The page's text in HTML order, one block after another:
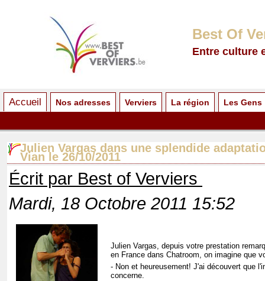
Best Of
Entre culture
Accueil Nos adresses Verviers La région Les Gens
Julien Vargas dans une splendide
Vian le 26/10/2011
Écrit par Best of Verviers
Mardi, 18 Octobre 2011 15:52
Julien Vargas, depuis votre prestation
en France dans Chatroom, on imagine que
- Non et heureusement! J'ai découvert que
concerne.